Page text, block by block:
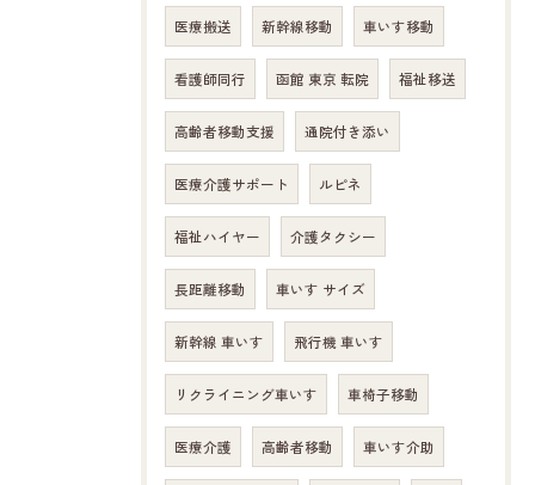
医療搬送 新幹線移動 車いす移動
看護師同行 函館 東京 転院 福祉移送
高齢者移動支援 通院付き添い
医療介護サポート ルピネ
福祉ハイヤー 介護タクシー
長距離移動 車いす サイズ
新幹線 車いす 飛行機 車いす
リクライニング車いす 車椅子移動
医療介護 高齢者移動 車いす介助